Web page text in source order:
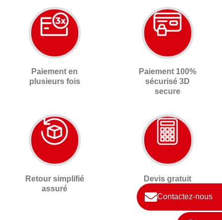
Contactez-nous
Paiement en
plusieurs fois
Paiement 100%
sécurisé 3D
secure
Retour simplifié
assuré
Devis gratuit